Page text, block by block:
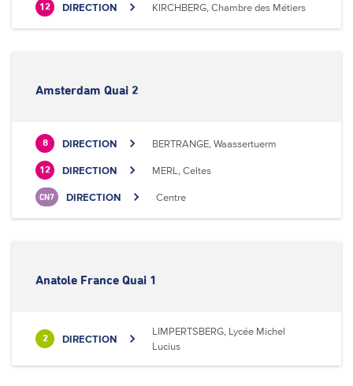
12 DIRECTION KIRCHBERG, Chambre des Métiers
Amsterdam Quai 2
8 DIRECTION BERTRANGE, Waassertuerm
12 DIRECTION MERL, Celtes
CN7 DIRECTION Centre
Anatole France Quai 1
2 DIRECTION
LIMPERTSBERG, Lycée Michel
Lucius